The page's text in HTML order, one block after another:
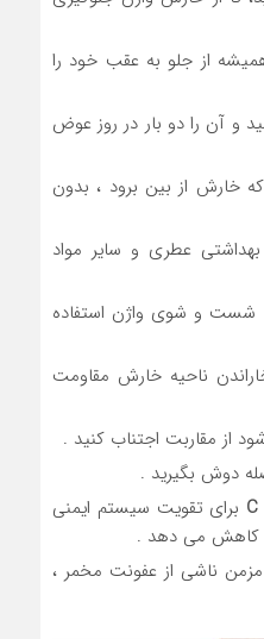
همیشه از جلو به عقب خود را
و آن را دو بار در روز عوض
خارش از بین برود ، بدون
عطری و سایر مواد
شست و شوی واژن استفاده
ناحیه خارش مقاومت
از مقاربت اجتناب کنید .
دوش بگیرید .
برای تقویت سیستم ایمنی
کاهش می دهد .
ناشی از عفونت مخمر ،